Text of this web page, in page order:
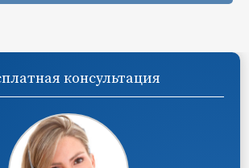
консультация